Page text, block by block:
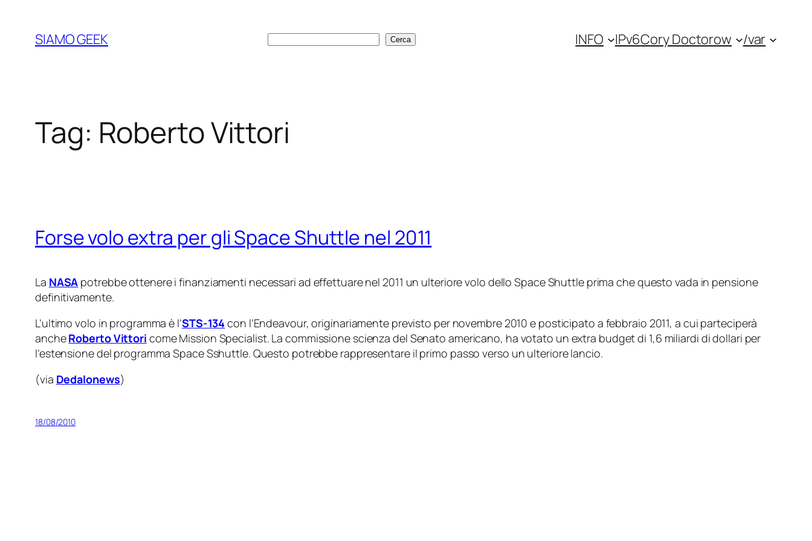
contenuto
SIAMO GEEK Cerca Cerca INFO IPv6Cory Doctorow /var
Tag: Roberto Vittori
Forse volo extra per gli Space Shuttle nel 2011
La NASA potrebbe ottenere i finanziamenti necessari ad effettuare nel 2011 un ulteriore volo dello Space Shuttle prima che questo vada in pensione
definitivamente.
L’ultimo volo in programma è l’STS-134 con l’Endeavour, originariamente previsto per novembre 2010 e posticipato a febbraio 2011, a cui parteciperà
ancheRoberto Vittori come Mission Specialist. La commissione scienza del Senato americano, ha votato un extra budget di 1,6 miliardi di dollari per
l’estensione del programma Space Sshuttle. Questo potrebbe rappresentare il primo passo verso un ulteriore lancio.
(via Dedalonews)
18/08/2010